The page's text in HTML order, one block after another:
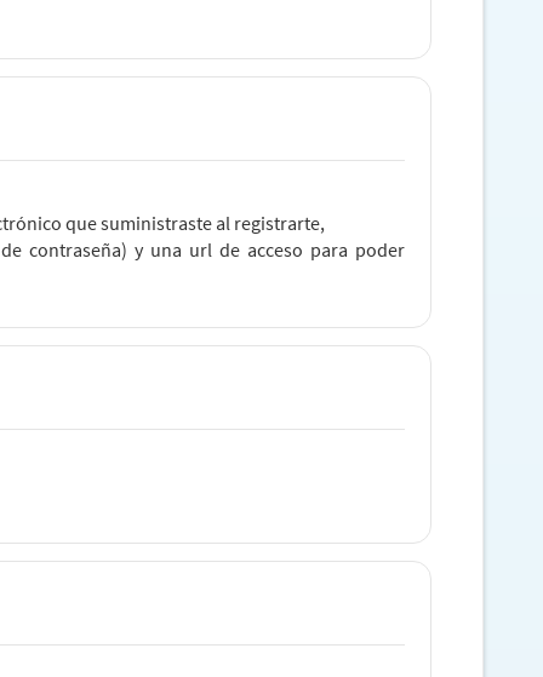
que suministraste al registrarte,
contraseña) y una url de acceso para poder